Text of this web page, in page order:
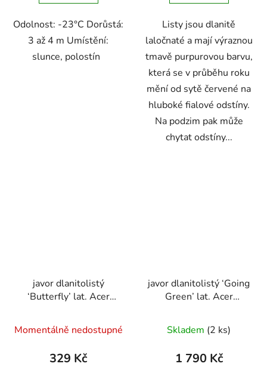
hvězdiček.
Odolnost: -23°C Dorůstá:
3 až 4 m Umístění:
slunce, polostín
hvězdiček.
Listy jsou dlanitě
laločnaté a mají výraznou
tmavě purpurovou barvu,
která se v průběhu roku
mění od sytě červené na
hluboké fialové odstíny.
Na podzim pak může
chytat odstíny...
javor dlanitolistý
‘Butterfly’ lat. Acer
javor 20-40 cm
hodnocení
produktu
Momentálně nedostupné
329 Kč
javor dlanitolistý ‘Going
Green’ lat. Acer
40-60 cm
hodnocení
produktu
Skladem (2 ks)
1 790 Kč